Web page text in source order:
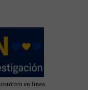
en línea